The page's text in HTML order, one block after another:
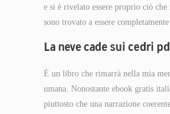
e si è rivelato essere proprio ciò
sono trovato a essere
La neve cade sui cedri
È un libro che rimarrà nella mia
umana. Nonostante ebook gratis
piuttosto che una narrazione